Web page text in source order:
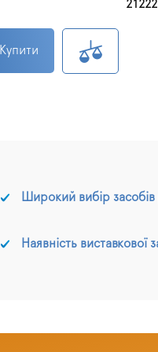
21222
Широкий вибір засобів
Наявність виставкової